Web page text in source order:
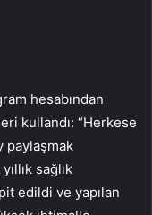
hesabından
kullandı: “Herkese
paylaşmak
sağlık
edildi ve yapılan